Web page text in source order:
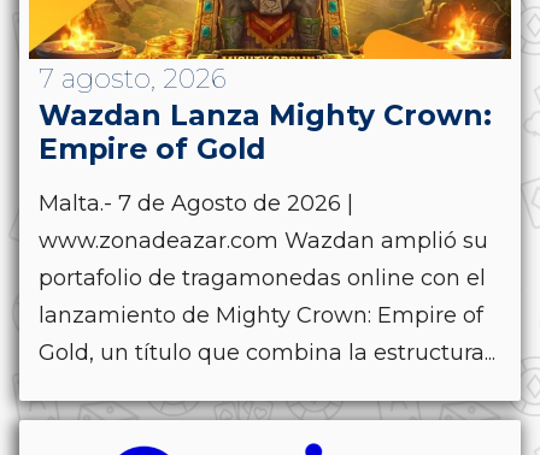
7 agosto, 2026
Wazdan Lanza Mighty Crown:
Empire of Gold
Malta.- 7 de Agosto de 2026 |
www.zonadeazar.com Wazdan amplió su
portafolio de tragamonedas online con el
lanzamiento de Mighty Crown: Empire of
Gold, un título que combina la estructura...